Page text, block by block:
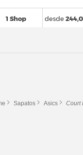
1 Shop desde
Sapatos Asics Court